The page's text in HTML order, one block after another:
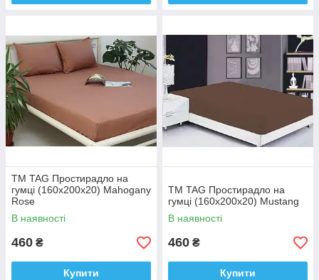
ТМ TAG Простирадло на
гумці (160х200х20) Mahogany
Rose
В наявності
460 ₴
Купити
ТМ TAG Простирадло на
гумці (160х200х20) Mustang
В наявності
460 ₴
Купити